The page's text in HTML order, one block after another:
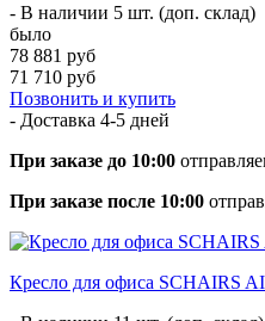
- В наличии 5 шт. (доп. склад)
было
78 881 руб
71 710 руб
Позвонить и купить
- Доставка 4-5 дней
При заказе до 10:00
При заказе после 10:00
Кресло для офиса SCHAIRS